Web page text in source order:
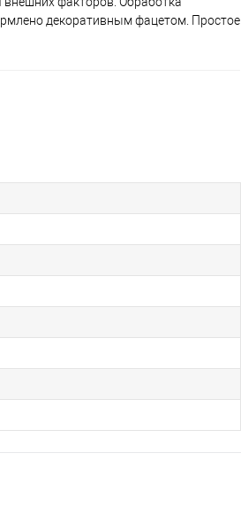
декоративным фацетом. Простое